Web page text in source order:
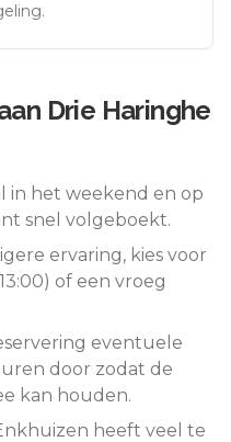
Drie Haringhe
in het weekend en op
snel volgeboekt.
ervaring, kies voor
of een vroeg
eventuele
door zodat de
kan houden.
heeft veel te